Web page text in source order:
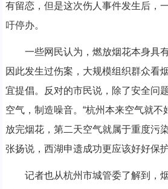
有留恋，但是这次伤人事件发生后，
吁停办。
一些网民认为，燃放烟花本身具
因此发生过伤案，大规模组织群众看
宜提倡。反对的市民说，除了安全问
空气，制造噪音。“杭州本来空气就不
放完烟花，第二天空气就属于重度污
张扬说，西湖申遗成功更应该好好保护
记者也从杭州市城管委了解到，烟